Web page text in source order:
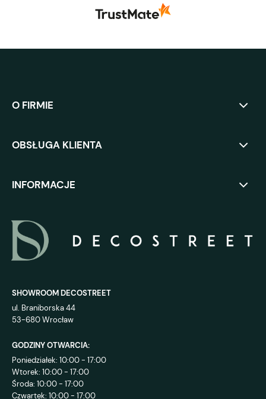
O FIRMIE
OBSŁUGA KLIENTA
INFORMACJE
SHOWROOM DECOSTREET
ul. Braniborska 44
53-680 Wrocław
GODZINY OTWARCIA:
Poniedziałek: 10:00 - 17:00
Wtorek: 10:00 - 17:00
Środa: 10:00 - 17:00
Czwartek: 10:00 - 17:00